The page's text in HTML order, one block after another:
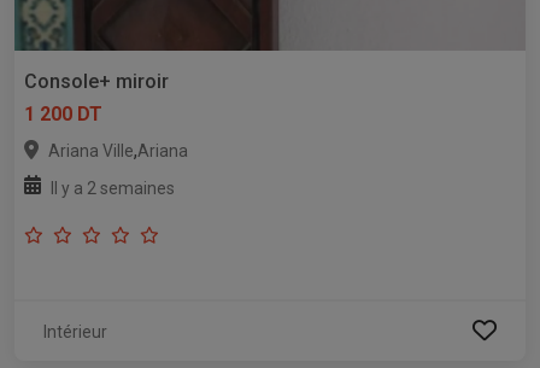
Console+ miroir
1 200 DT
Ariana Ville,Ariana
Il y a 2 semaines
Intérieur